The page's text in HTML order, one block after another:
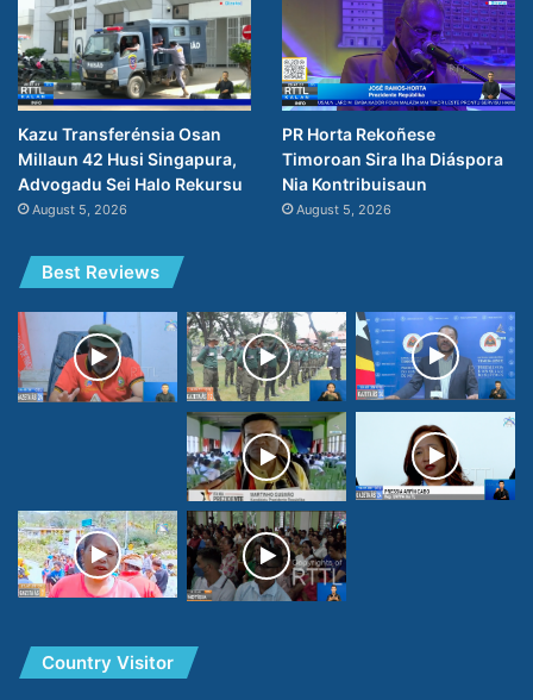
Kazu Transferénsia Osan
Millaun 42 Husi Singapura,
Advogadu Sei Halo Rekursu
August 5, 2026
PR Horta Rekoñese
Timoroan Sira Iha Diáspora
Nia Kontribuisaun
August 5, 2026
Best Reviews
Country Visitor